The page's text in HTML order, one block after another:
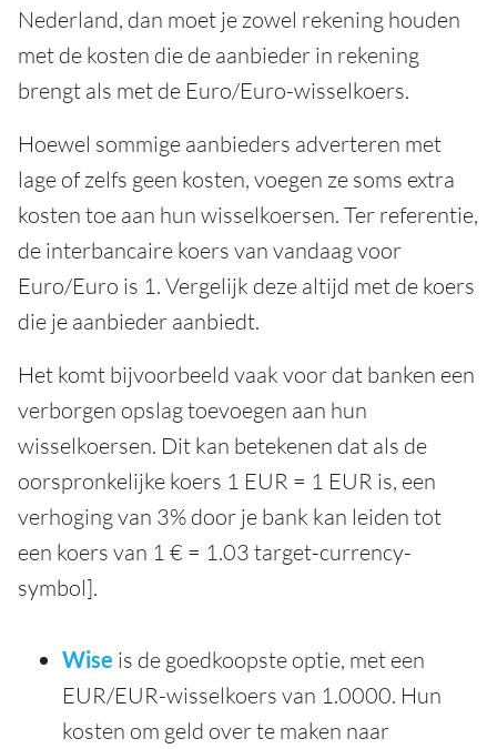
Nederland, dan moet je zowel rekening houden
met de kosten die de aanbieder in rekening
brengt als met de Euro/Euro-wisselkoers.
Hoewel sommige aanbieders adverteren met
lage of zelfs geen kosten, voegen ze soms extra
kosten toe aan hun wisselkoersen. Ter referentie,
de interbancaire koers van vandaag voor
Euro/Euro is 1. Vergelijk deze altijd met de koers
die je aanbieder aanbiedt.
Het komt bijvoorbeeld vaak voor dat banken een
verborgen opslag toevoegen aan hun
wisselkoersen. Dit kan betekenen dat als de
oorspronkelijke koers 1 EUR = 1 EUR is, een
verhoging van 3% door je bank kan leiden tot
een koers van 1 € = 1.03 target-currency-
symbol].
Wise is de goedkoopste optie, met een
EUR/EUR-wisselkoers van 1.0000. Hun
kosten om geld over te maken naar